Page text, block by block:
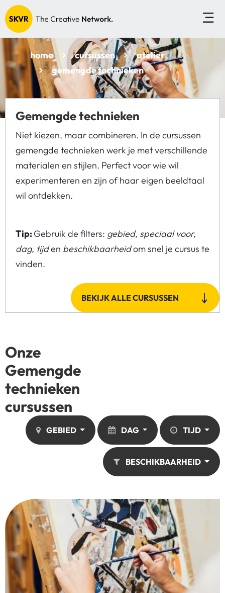
home cursussen
atelier
gemengde technieken
Gemengde technieken
Niet kiezen, maar combineren. In de cursussen
gemengde technieken werk je met verschillende
materialen en stijlen. Perfect voor wie wil
experimenteren en zijn of haar eigen beeldtaal
wil ontdekken.
Tip:Gebruik de filters: gebied, speciaal voor,
dag, tijden beschikbaarheidom snel je cursus te
vinden.
BEKIJK ALLE CURSUSSEN
Onze
Gemengde
technieken
cursussen
GEBIED DAG TIJD
BESCHIKBAARHEID